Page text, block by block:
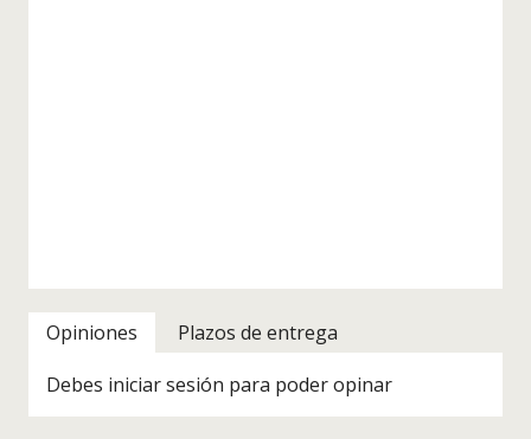
Opiniones
Plazos de entrega
Debes iniciar sesión para poder opinar